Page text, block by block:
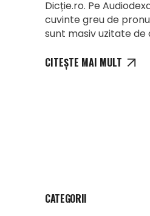
Dicție.ro. Pe
cuvinte greu de
sunt masiv uzitate de
CITEȘTE MAI MULT
CATEGORII